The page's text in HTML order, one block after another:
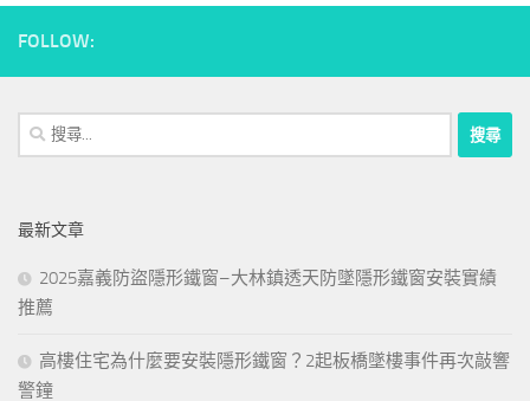
FOLLOW:
搜
尋
字:
最新文章
2025嘉義防盜隱形鐵窗–大林鎮透天防墜隱形鐵窗安裝實績
推薦
高樓住宅為什麼要安裝隱形鐵窗？2起板橋墜樓事件再次敲響
警鐘